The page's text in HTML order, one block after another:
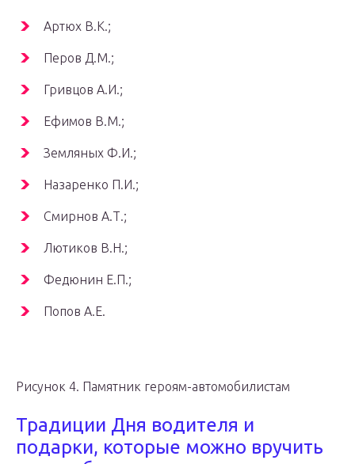
Артюх В.К.;
Перов Д.М.;
Гривцов А.И.;
Ефимов В.М.;
Земляных Ф.И.;
Назаренко П.И.;
Смирнов А.Т.;
Лютиков В.Н.;
Федюнин Е.П.;
Попов А.Е.
Рисунок 4. Памятник героям-автомобилистам
Традиции Дня водителя и
подарки, которые можно вручить